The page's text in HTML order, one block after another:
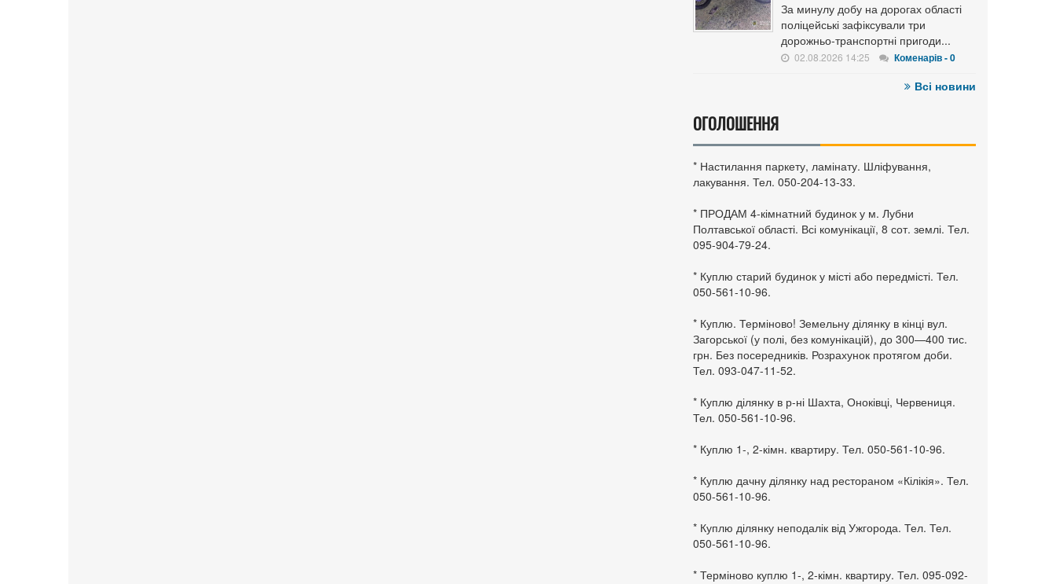
За минулу добу на дорогах області
поліцейські зафіксували три
дорожньо-транспортні пригоди...
02.08.2026 14:25 Коменарів - 0
Всі новини
ОГОЛОШЕННЯ
* Настилання паркету, ламінату. Шліфування,
лакування. Тел. 050-204-13-33.
* ПРОДАМ 4-кімнатний будинок у м. Лубни
Полтавської області. Всі комунікації, 8 сот. землі. Тел.
095-904-79-24.
* Куплю старий будинок у місті або передмісті. Тел.
050-561-10-96.
* Куплю. Терміново! Земельну ділянку в кінці вул.
Загорської (у полі, без комунікацій), до 300—400 тис.
грн. Без посередників. Розрахунок протягом доби.
Тел. 093-047-11-52.
* Куплю ділянку в р-ні Шахта, Оноківці, Червениця.
Тел. 050-561-10-96.
* Куплю 1-, 2-кімн. квартиру. Тел. 050-561-10-96.
* Куплю дачну ділянку над рестораном «Кілікія». Тел.
050-561-10-96.
* Куплю ділянку неподалік від Ужгорода. Тел. Тел.
050-561-10-96.
* Терміново куплю 1-, 2-кімн. квартиру. Тел. 095-092-